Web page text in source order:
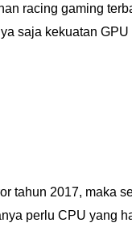
racing gaming
saja kekuatan
tahun 2017, maka
perlu CPU yang